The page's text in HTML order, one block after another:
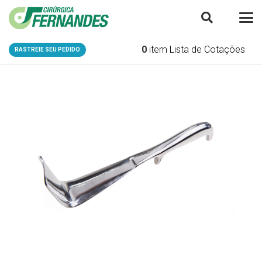
RASTREIE SEU PEDIDO 0 item Lista de Cotações